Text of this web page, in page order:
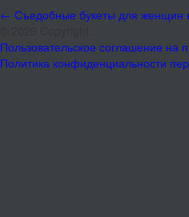
← Съедобные букеты для женщин
Пользовательское соглашение на
Политика конфиденциальности